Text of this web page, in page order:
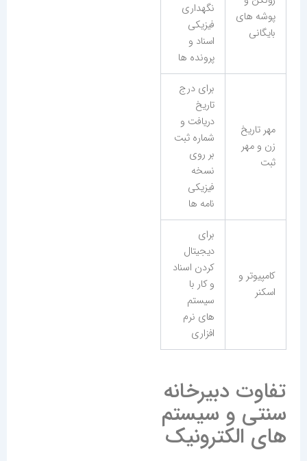
پوشه های
بایگانی
نگهداری
فیزیکی
اسناد و
پرونده ها
مهر تاریخ
زن و مهر
ثبت
برای درج
تاریخ
دریافت و
شماره ثبت
بر روی
نسخه
فیزیکی
نامه ها
کامپیوتر و
اسکنر
برای
دیجیتال
کردن اسناد
و کار با
سیستم
های نرم
افزاری
تفاوت دبیرخانه
سنتی و سیستم
های الکترونیک